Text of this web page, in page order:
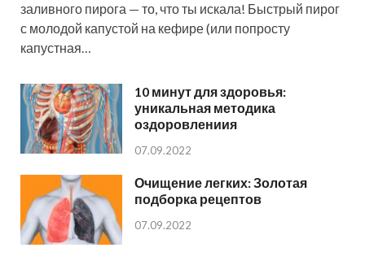
заливного пирога — то, что ты искала! Быстрый пирог
с молодой капустой на кефире (или попросту
капустная…
10 минут для здоровья:
уникальная методика
оздоровлениия
07.09.2022
Очищение легких: Золотая
подборка рецептов
07.09.2022